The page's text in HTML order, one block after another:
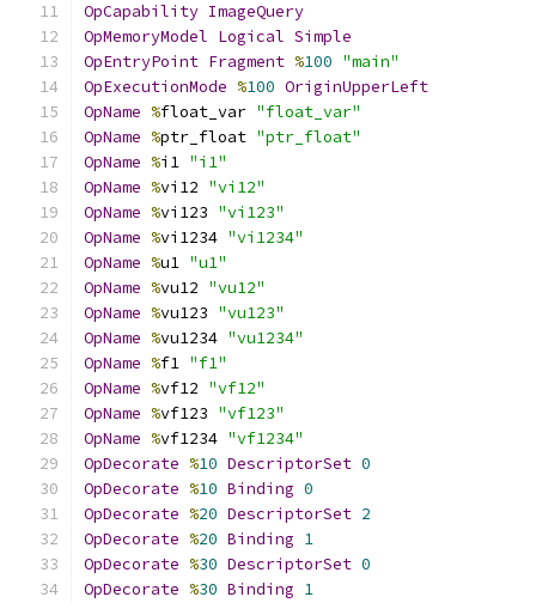
OpCapability ImageQuery
OpMemoryModel Logical Simple
OpEntryPoint Fragment %100 "main"
OpExecutionMode %100 OriginUpperLeft
OpName %float_var "float_var"
OpName %ptr_float "ptr_float"
OpName %i1 "i1"
OpName %vi12 "vi12"
OpName %vi123 "vi123"
OpName %vi1234 "vi1234"
OpName %u1 "u1"
OpName %vu12 "vu12"
OpName %vu123 "vu123"
OpName %vu1234 "vu1234"
OpName %f1 "f1"
OpName %vf12 "vf12"
OpName %vf123 "vf123"
OpName %vf1234 "vf1234"
OpDecorate %10 DescriptorSet 0
OpDecorate %10 Binding 0
OpDecorate %20 DescriptorSet 2
OpDecorate %20 Binding 1
OpDecorate %30 DescriptorSet 0
OpDecorate %30 Binding 1